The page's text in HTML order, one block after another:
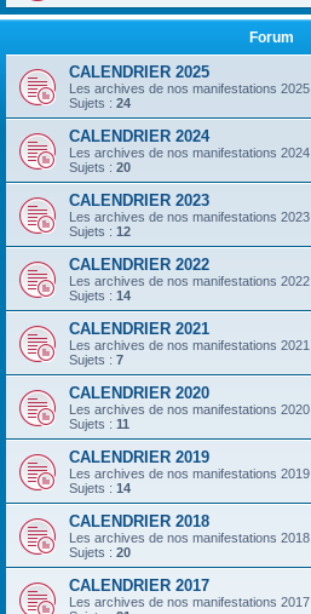
Forum
CALENDRIER 2025
Les archives de nos manifestations 2025
Sujets : 24
CALENDRIER 2024
Les archives de nos manifestations 2024
Sujets : 20
CALENDRIER 2023
Les archives de nos manifestations 2023
Sujets : 12
CALENDRIER 2022
Les archives de nos manifestations 2022
Sujets : 14
CALENDRIER 2021
Les archives de nos manifestations 2021
Sujets : 7
CALENDRIER 2020
Les archives de nos manifestations 2020
Sujets : 11
CALENDRIER 2019
Les archives de nos manifestations 2019
Sujets : 14
CALENDRIER 2018
Les archives de nos manifestations 2018
Sujets : 20
CALENDRIER 2017
Les archives de nos manifestations 2017